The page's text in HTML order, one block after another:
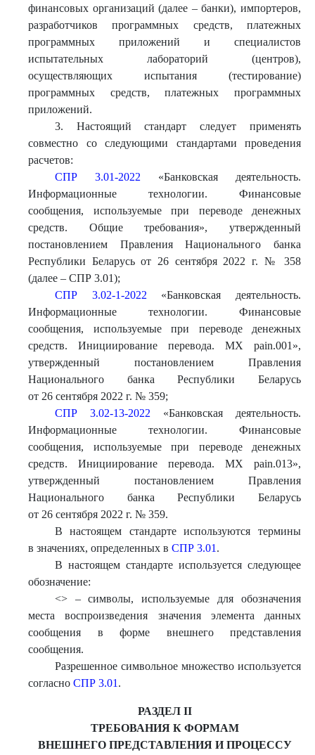
финансовых организаций (далее – банки), импортеров,
разработчиков программных средств, платежных
программных приложений и специалистов
испытательных лабораторий (центров),
осуществляющих испытания (тестирование)
программных средств, платежных программных
приложений.
3. Настоящий стандарт следует применять
совместно со следующими стандартами проведения
расчетов:
СПР 3.01-2022 «Банковская деятельность.
Информационные технологии. Финансовые
сообщения, используемые при переводе денежных
средств. Общие требования», утвержденный
постановлением Правления Национального банка
Республики Беларусь от 26 сентября 2022 г. № 358
(далее – СПР 3.01);
СПР 3.02-1-2022 «Банковская деятельность.
Информационные технологии. Финансовые
сообщения, используемые при переводе денежных
средств. Инициирование перевода. МХ pain.001»,
утвержденный постановлением Правления
Национального банка Республики Беларусь
от 26 сентября 2022 г. № 359;
СПР 3.02-13-2022 «Банковская деятельность.
Информационные технологии. Финансовые
сообщения, используемые при переводе денежных
средств. Инициирование перевода. МХ pain.013»,
утвержденный постановлением Правления
Национального банка Республики Беларусь
от 26 сентября 2022 г. № 359.
В настоящем стандарте используются термины
в значениях, определенных в СПР 3.01 .
В настоящем стандарте используется следующее
обозначение:
<> – символы, используемые для обозначения
места воспроизведения значения элемента данных
сообщения в форме внешнего представления
сообщения.
Разрешенное символьное множество используется
согласно СПР 3.01 .
РАЗДЕЛ II
ТРЕБОВАНИЯ К ФОРМАМ
ВНЕШНЕГО ПРЕДСТАВЛЕНИЯ И ПРОЦЕССУ